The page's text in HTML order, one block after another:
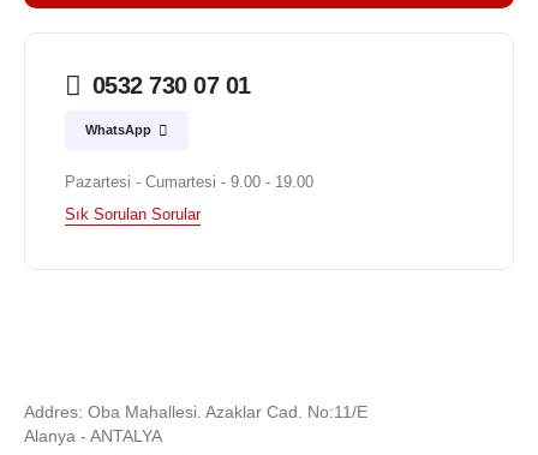
0532 730 07 01
WhatsApp
Pazartesi - Cumartesi - 9.00 - 19.00
Sık Sorulan Sorular
Addres: Oba Mahallesi. Azaklar Cad. No:11/E
Alanya - ANTALYA